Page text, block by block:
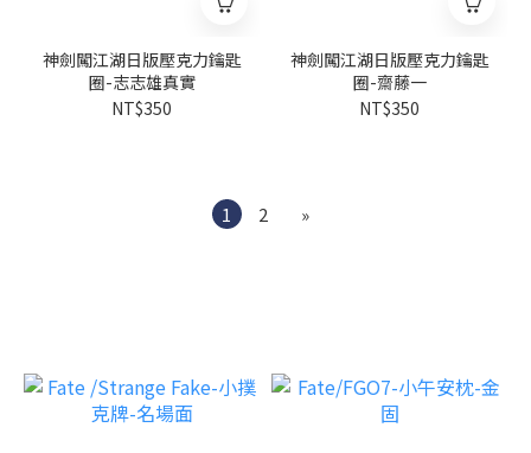
神劍闖江湖日版壓克力鑰匙
圈-志志雄真實
NT$350
神劍闖江湖日版壓克力鑰匙
圈-齋藤一
NT$350
1 2 »